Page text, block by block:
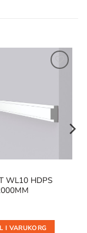
önskelistan
OCH VÄGGLISTER
WL10 HDPS
I VARUKORG